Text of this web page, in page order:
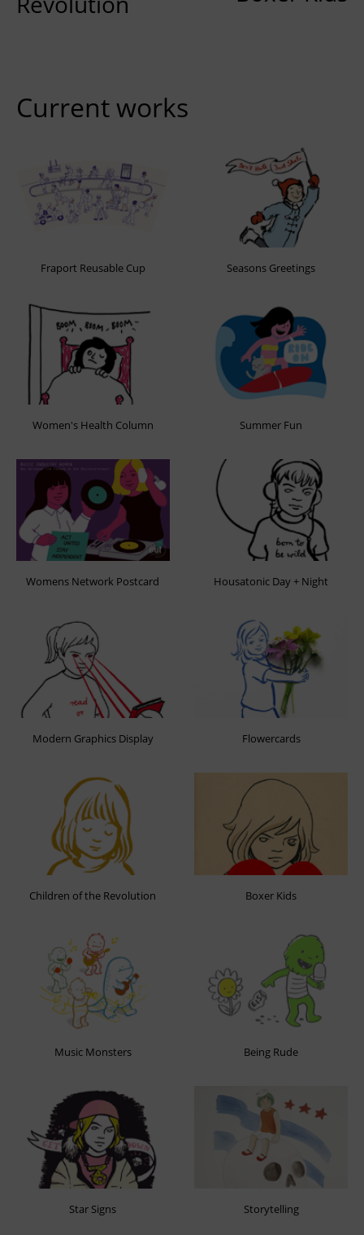
Current works
Fraport Reusable Cup Seasons Greetings
Women's Health Column Summer Fun
Womens Network Postcard Housatonic Day + Night
Modern Graphics Display Flowercards
Children of the Revolution Boxer Kids
Music Monsters Being Rude
Star Signs Storytelling